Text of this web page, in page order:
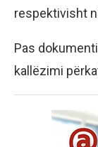
respektivisht
Pas
kallëzimi